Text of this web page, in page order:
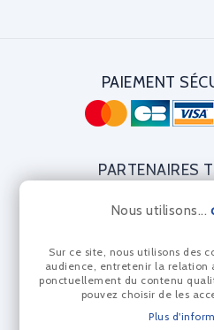
Nous utilisons...
Sur ce site, nous utilisons des
audience, entretenir la relation
ponctuellement du contenu
pouvez choisir de les
Plus
PAIEMENT
PARTENAIRES
CERTIFICAT